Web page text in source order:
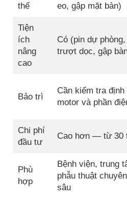
thế
eo, gập mặt bàn)
Tiện
ích
nâng
cao
Có (pin dự phòng,
trượt dọc, gập
Bảo trì
Cần kiểm tra định
motor và phần
Chi phí
đầu tư
Cao hơn — từ 30
Phù
hợp
Bệnh viện, trung
phẫu thuật chuyên
sâu